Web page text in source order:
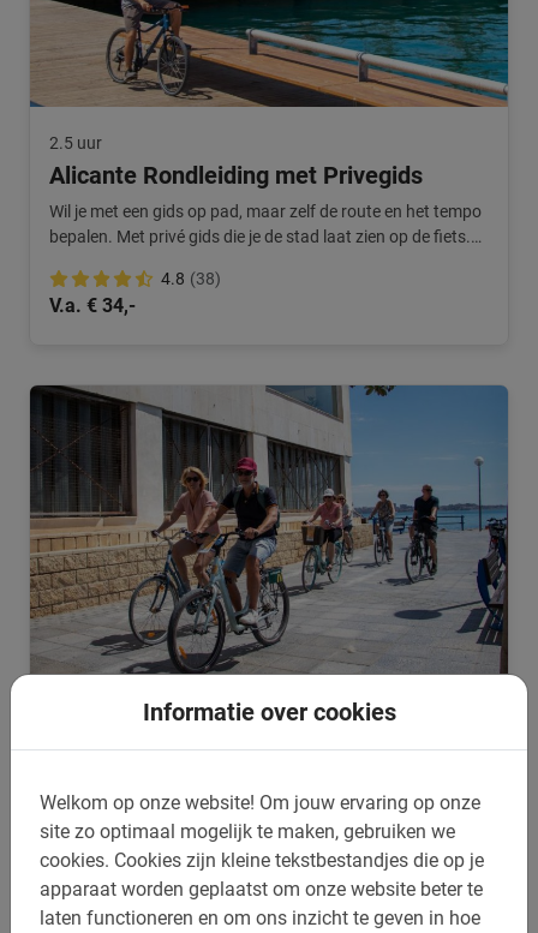
Informatie over cookies
Welkom op onze website! Om jouw ervaring op onze
site zo optimaal mogelijk te maken, gebruiken we
cookies. Cookies zijn kleine tekstbestandjes die op je
apparaat worden geplaatst om onze website beter te
laten functioneren en om ons inzicht te geven in hoe
2.5 uur
Alicante Rondleiding met Privegids
Wil je met een gids op pad, maar zelf de route en het tempo
bepalen. Met privé gids die je de stad laat zien op de fiets.
4.8 (38)
V.a. € 34,-
Fietsen huren in Alicante
Liever zelf op pad zonder gids? Dat kan ook. Boek hier je
Comfortabele fietsen.
(14)
v.a. € 11,-